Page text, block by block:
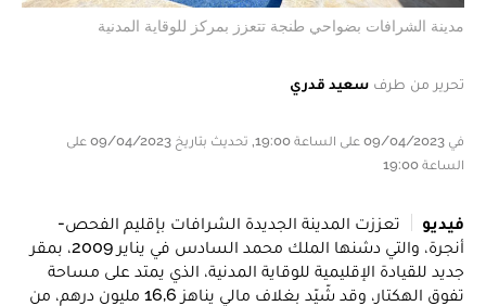
مدينة الشرافات بضواحي طنجة تتعزز بمركز للوقاية المدنية
تحرير من طرف سعيد قدري
في 09/04/2023 على الساعة 19:00, تحديث بتاريخ 09/04/2023 على
الساعة 19:00
فيديو
تعززت المدينة الجديدة الشرافات بإقليم الفحص-
أنجرة، والتي دشنها الملك محمد السادس في يناير 2009، بمقر
جديد للقيادة الإقليمية للوقاية المدنية، الذي يمتد على مساحة
تفوق الهكتار، وقد شّيّد بغلاف مالي يناهز 16,6 مليون درهم، من